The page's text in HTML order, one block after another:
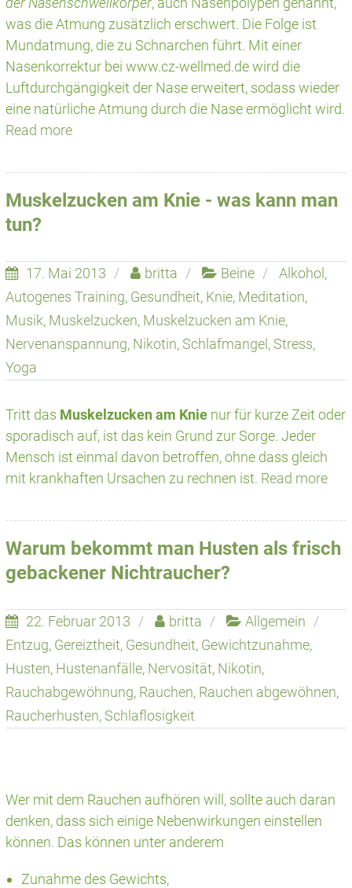
was die Atmung zusätzlich erschwert. Die Folge ist
Mundatmung, die zu Schnarchen führt. Mit einer
Nasenkorrektur bei www.cz-wellmed.de wird die
Luftdurchgängigkeit der Nase erweitert, sodass wieder
eine natürliche Atmung durch die Nase ermöglicht wird.
Read more
Muskelzucken am Knie - was kann man
tun?
17. Mai 2013 britta Beine Alkohol ,
Autogenes Training, Gesundheit, Knie, Meditation,
Musik, Muskelzucken, Muskelzucken am Knie,
Nervenanspannung, Nikotin, Schlafmangel , Stress,
Yoga
Tritt das Muskelzucken am Knienur für kurze Zeit oder
sporadisch auf, ist das kein Grund zur Sorge. Jeder
Mensch ist einmal davon betroffen, ohne dass gleich
mit krankhaften Ursachen zu rechnen ist. Read more
Warum bekommt man Husten als frisch
gebackener Nichtraucher?
22. Februar 2013 britta
Allgemein
Entzug, Gereiztheit, Gesundheit, Gewichtzunahme,
Husten, Hustenanfälle, Nervosität, Nikotin,
Rauchabgewöhnung, Rauchen, Rauchen abgewöhnen,
Raucherhusten, Schlaflosigkeit
Wer mit dem Rauchen aufhören will, sollte auch daran
denken, dass sich einige Nebenwirkungen einstellen
können. Das können unter anderem
Zunahme des Gewichts,